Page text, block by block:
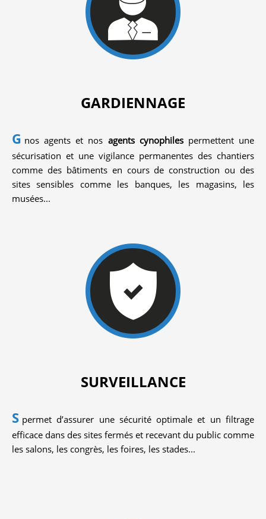
GARDIENNAGE
G nos agents et nos agents cynophilespermettent une
sécurisation et une vigilance permanentes des chantiers
comme des bâtiments en cours de construction ou des
sites sensibles comme les banques, les magasins, les
musées...
SURVEILLANCE
S permet d’assurer une sécurité optimale et un filtrage
efficace dans des sites fermés et recevant du public comme
les salons, les congrès, les foires, les stades...